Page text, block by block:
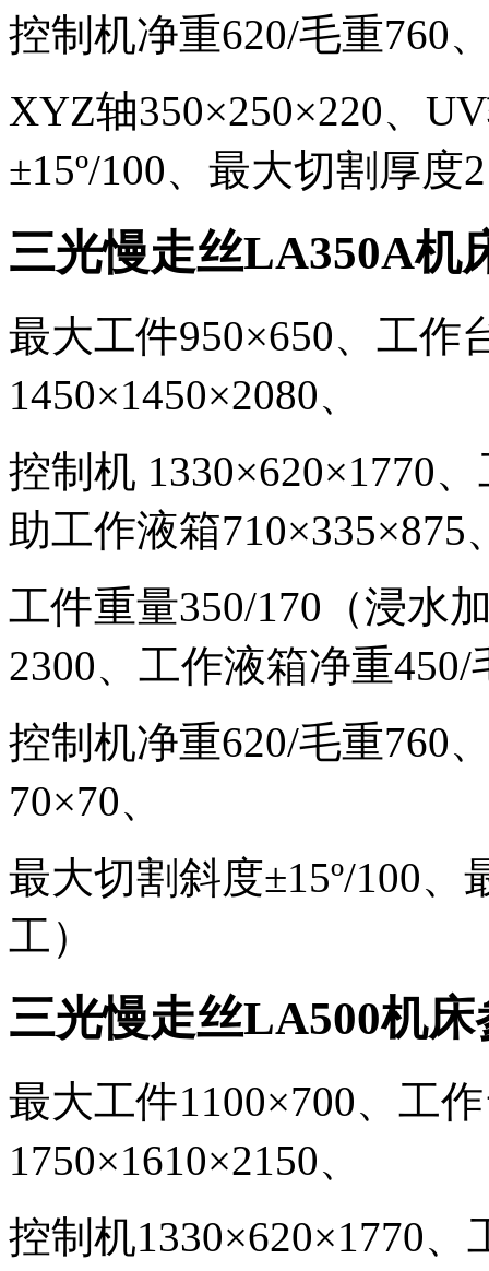
控制机净重620/毛重760
XYZ轴350×250×220、UV
±15º/100、 最大切割厚度
三光慢走丝LA350A机
最大工件950×650、 工作
1450×1450×2080、
控制机 1330×620×1770、
助工作液箱710×335×875
工件重量350/170（浸水
2300、 工作液箱净重450/
控制机净重620/毛重760
70×70、
最大切割斜度±15º/100、
工）
三光慢走丝LA500机床
最大工件1100×700、 工
1750×1610×2150、
控制机1330×620×1770、